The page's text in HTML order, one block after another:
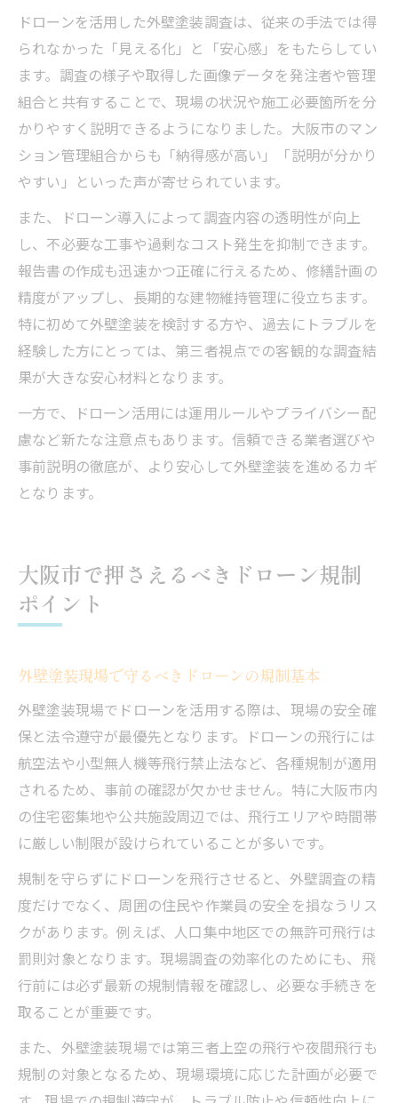
ドローンを活用した外壁塗装調査は、従来の手法では得
られなかった「見える化」と「安心感」をもたらしてい
ます。調査の様子や取得した画像データを発注者や管理
組合と共有することで、現場の状況や施工必要箇所を分
かりやすく説明できるようになりました。大阪市のマン
ション管理組合からも「納得感が高い」「説明が分かり
やすい」といった声が寄せられています。
また、ドローン導入によって調査内容の透明性が向上
し、不必要な工事や過剰なコスト発生を抑制できます。
報告書の作成も迅速かつ正確に行えるため、修繕計画の
精度がアップし、長期的な建物維持管理に役立ちます。
特に初めて外壁塗装を検討する方や、過去にトラブルを
経験した方にとっては、第三者視点での客観的な調査結
果が大きな安心材料となります。
一方で、ドローン活用には運用ルールやプライバシー配
慮など新たな注意点もあります。信頼できる業者選びや
事前説明の徹底が、より安心して外壁塗装を進めるカギ
となります。
大阪市で押さえるべきドローン規制
ポイント
外壁塗装現場で守るべきドローンの規制基本
外壁塗装現場でドローンを活用する際は、現場の安全確
保と法令遵守が最優先となります。ドローンの飛行には
航空法や小型無人機等飛行禁止法など、各種規制が適用
されるため、事前の確認が欠かせません。特に大阪市内
の住宅密集地や公共施設周辺では、飛行エリアや時間帯
に厳しい制限が設けられていることが多いです。
規制を守らずにドローンを飛行させると、外壁調査の精
度だけでなく、周囲の住民や作業員の安全を損なうリス
クがあります。例えば、人口集中地区での無許可飛行は
罰則対象となります。現場調査の効率化のためにも、飛
行前には必ず最新の規制情報を確認し、必要な手続きを
取ることが重要です。
また、外壁塗装現場では第三者上空の飛行や夜間飛行も
規制の対象となるため、現場環境に応じた計画が必要で